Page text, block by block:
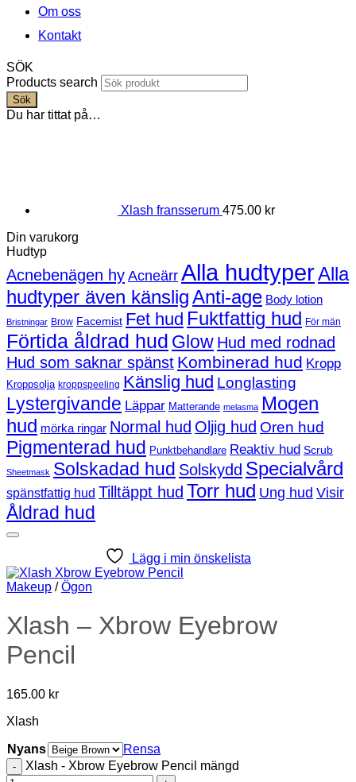
Om oss
Kontakt
SÖK
Products search
Sök
Du har tittat på…
Xlash fransserum 475.00 kr
Din varukorg
Hudtyp
Acnebenägen hy Acneärr Alla hudtyperAlla
hudtyper även känsligAnti-age Body lotion
Bristningar Brow Facemist Fet hud Fuktfattig hud För män
Förtida åldrad hud Glow Hud med rodnad
Hud som saknar spänst Kombinerad hud Kropp
Kroppsolja kroppspeeling Känslig hud Longlasting
Lystergivande Läppar Matterande melasma Mogen
hud mörka ringar Normal hud Oljig hud Oren hud
Pigmenterad hud Punktbehandlare Reaktiv hud Scrub
Sheetmask Solskadad hud Solskydd Specialvård
spänstfattig hud Tilltäppt hud Torr hud Ung hud Visir
Åldrad hud
Lägg i min önskelista
Makeup / Ögon
Xlash – Xbrow Eyebrow
Pencil
165.00 kr
Xlash
Nyans
Rensa
Xlash - Xbrow Eyebrow Pencil mängd